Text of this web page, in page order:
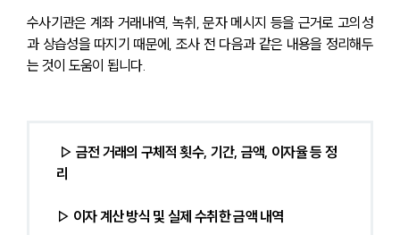
수사기관은 계좌 거래내역, 녹취, 문자 메시지 등을 근거로 고의성
과 상습성을 따지기 때문에, 조사 전 다음과 같은 내용을 정리해두
는 것이 도움이 됩니다.
리
▷ 이자 계산 방식 및 실제 수취한 금액 내역